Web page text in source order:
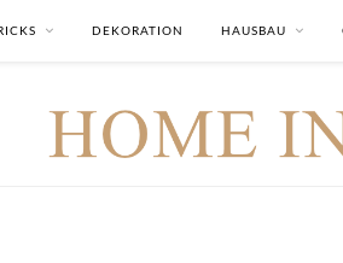
DEKORATION HAUSBAU